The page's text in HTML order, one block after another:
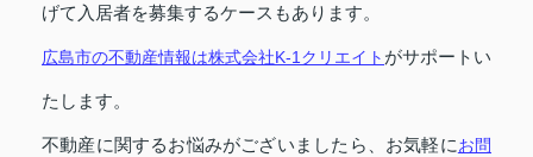
げて入居者を募集するケースもあります。
広島市の不動産情報は株式会社K-1クリエイト がサポートい
たします。
不動産に関するお悩みがございましたら、お気軽にお問